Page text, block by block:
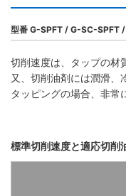
型番 G-SPFT / G-SC-SPFT
切削速度は、タップの材
又、切削油剤には潤滑
タッピングの場合、非常
標準切削速度と適応切削